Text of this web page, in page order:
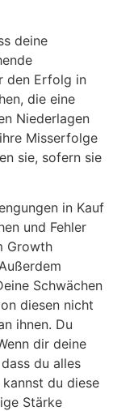
deine
den Erfolg in
die eine
Niederlagen
Misserfolge
sie, sofern sie
in Kauf
und Fehler
Growth
Schwächen
diesen nicht
ihnen. Du
dir deine
du alles
du diese
Stärke